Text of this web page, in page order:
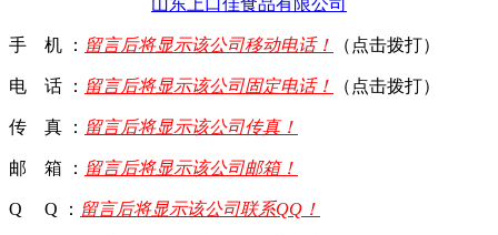
山东上口佳食品有限公司
手 机 ： 留言后将显示该公司移动电话！ （点击拨打）
电 话 ： 留言后将显示该公司固定电话！ （点击拨打）
传 真 ： 留言后将显示该公司传真！
邮 箱 ： 留言后将显示该公司邮箱！
Q Q ： 留言后将显示该公司联系QQ！